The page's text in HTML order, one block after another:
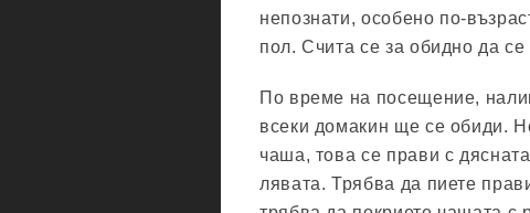
непознати, особено по-
пол. Счита се за обидно да
По време на посещение,
всеки домакин ще се обиди.
чаша, това се прави с
лявата. Трябва да пиете